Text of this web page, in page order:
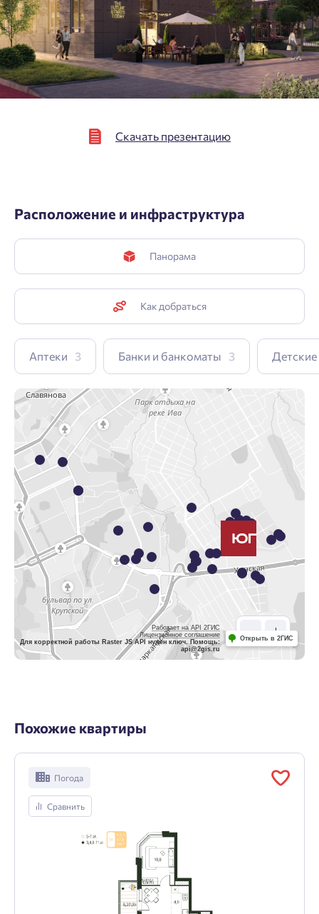
Скачать презентацию
Расположение и инфраструктура
Панорама
Как добраться
Аптеки 3 Банки и банкоматы 3
Работает на API 2ГИС
Лицензионное соглашение
Для корректной работы Raster JS API нужен ключ. Помощь:
api@2gis.ru
Открыть в 2ГИС
Похожие квартиры
Погода
Сравнить
Подтвердить